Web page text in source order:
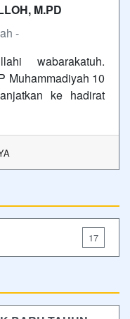
M.PD
-
wabarakatuh.
Muhammadiyah 10
ke hadirat
17